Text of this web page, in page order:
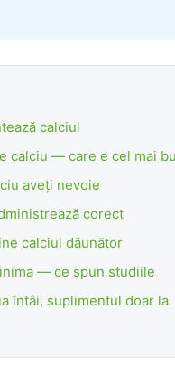
calciul
calciu — care e cel mai
aveți nevoie
corect
calciul dăunător
— ce spun studiile
întâi, suplimentul doar la